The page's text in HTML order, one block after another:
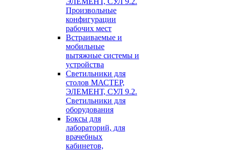
Произвольные
конфигурации
рабочих мест
Встраиваемые и
мобильные
вытяжные системы и
устройства
Светильники для
столов МАСТЕР,
ЭЛЕМЕНТ, СУЛ 9.2.
Светильники для
оборудования
Боксы для
лабораторий, для
врачебных
кабинетов,